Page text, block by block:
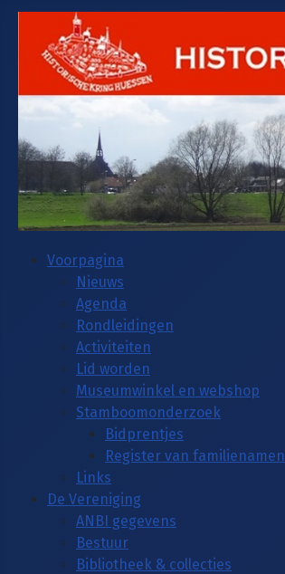
Voorpagina
Nieuws
Agenda
Rondleidingen
Activiteiten
Lid worden
Museumwinkel en webshop
Stamboomonderzoek
Bidprentjes
Register van familienamen
Links
De Vereniging
ANBI gegevens
Bestuur
Bibliotheek & collecties